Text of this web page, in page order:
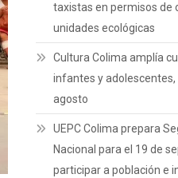
taxistas en permisos de
unidades ecológicas
Cultura Colima amplía
infantes y adolescentes,
agosto
UEPC Colima prepara
Nacional para el 19 de
participar a población e